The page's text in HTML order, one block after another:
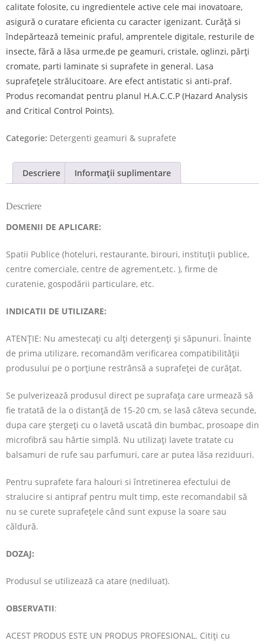
calitate folosite, cu ingredientele active cele mai inovatoare,
asigură o curatare eficienta cu caracter igenizant. Curăță si
îndepărtează temeinic praful, amprentele digitale, resturile de
insecte, fără a lăsa urme,de pe geamuri, cristale, oglinzi, părţi
cromate, parti laminate si suprafete in general. Lasa
suprafeţele strălucitoare. Are efect antistatic si anti-praf.
Produs recomandat pentru planul H.A.C.C.P (Hazard Analysis
and Critical Control Points).
Categorie: Detergenti geamuri & suprafete
Descriere Informații suplimentare
Descriere
DOMENII DE APLICARE:
Spatii Publice (hoteluri, restaurante, birouri, instituții publice,
centre comerciale, centre de agrement,etc. ), firme de
curatenie, gospodării particulare, etc.
INDICATII DE UTILIZARE:
ATENȚIE: Nu amestecaţi cu alţi detergenţi şi săpunuri. Înainte
de prima utilizare, recomandăm verificarea compatibilității
produsului pe o porțiune restrânsă a suprafeței de curățat.
Se pulverizează produsul direct pe suprafața care urmează să
fie tratată de la o distanţă de 15-20 cm, se lasă câteva secunde,
dupa care ștergeți cu o lavetă uscată din bumbac, prosoape din
microfibră sau hârtie simplă. Nu utilizați lavete tratate cu
balsamuri de rufe sau parfumuri, care ar putea lăsa reziduuri.
Pentru suprafete fara halouri si întretinerea efectului de
stralucire si antipraf pentru mult timp, este recomandabil să
nu se curete suprafețele când sunt expuse la soare sau
căldură.
DOZAJ:
Produsul se utilizează ca atare (nediluat).
OBSERVATII:
ACEST PRODUS ESTE UN PRODUS PROFESIONAL. Citiți cu